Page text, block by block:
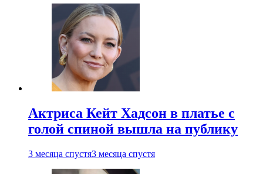
Актриса Кейт Хадсон в платье с
голой спиной вышла на публику
3 месяца спустя3 месяца спустя